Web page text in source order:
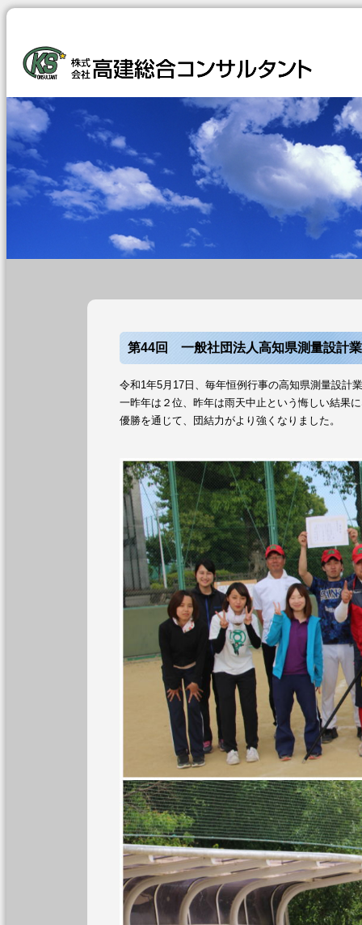
第44回 一般社団法人高知県測量設計
令和1年5月17日、毎年恒例行事の高知県測量設
一昨年は２位、昨年は雨天中止という悔しい結果
優勝を通じて、団結力がより強くなりました。